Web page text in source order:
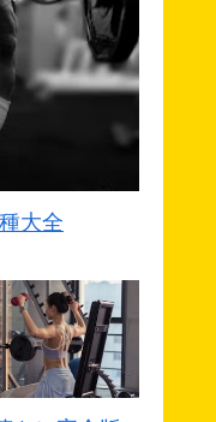
大全